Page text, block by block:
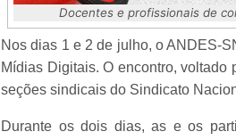
Docentes e profissionais de
Nos dias 1 e 2 de julho, o ANDES-
Mídias Digitais. O encontro,
seções sindicais do Sindicato
Durante os dois dias, as e os